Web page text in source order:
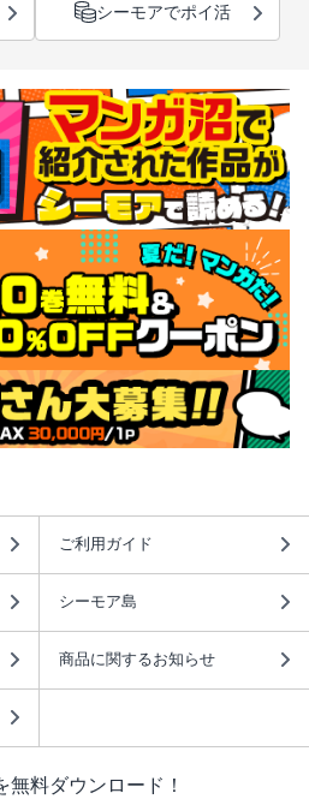
シーモアでポイ活
ご利用ガイド
シーモア島
商品に関するお知らせ
無料ダウンロード！